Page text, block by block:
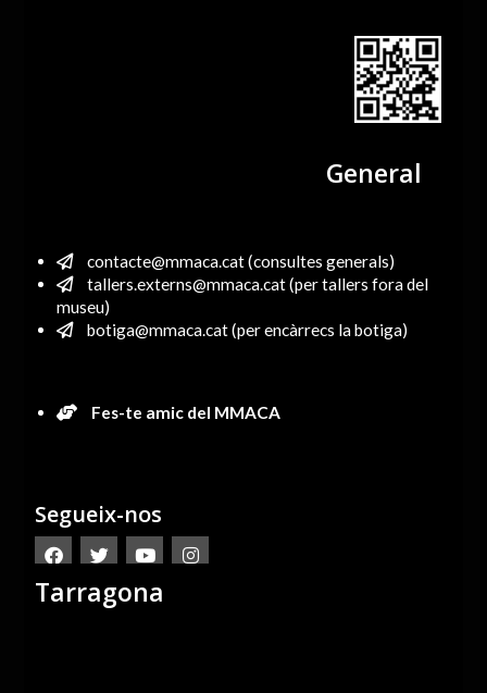
General
contacte@mmaca.cat (consultes generals)
tallers.externs@mmaca.cat (per tallers fora del
museu)
botiga@mmaca.cat (per encàrrecs la botiga)
Fes-te amic del MMACA
Segueix-nos
Tarragona